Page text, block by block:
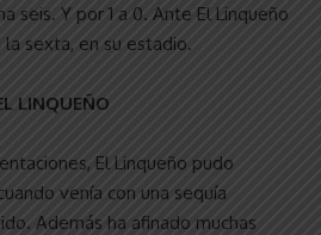
seis. Y por 1 a 0. Ante El Linqueño
la sexta, en su estadio.
LINQUEÑO
El Linqueño pudo
venía con una sequía
Además ha afinado muchas